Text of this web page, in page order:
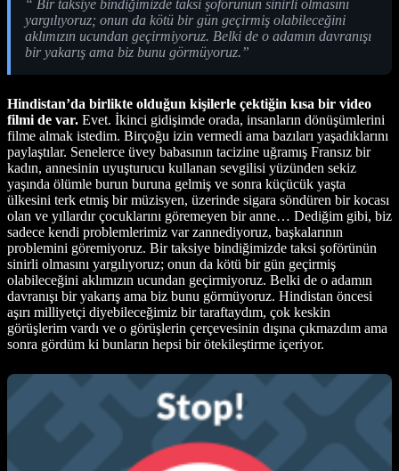
“ Bir taksiye bindiğimizde taksi şoförünün sinirli olmasını
yargılıyoruz; onun da kötü bir gün geçirmiş olabileceğini
aklımızın ucundan geçirmiyoruz. Belki de o adamın davranışı
bir yakarış ama biz bunu görmüyoruz.”
Hindistan’da birlikte olduğun kişilerle çektiğin kısa bir video
filmi de var. Evet. İkinci gidişimde orada, insanların dönüşümlerini
filme almak istedim. Birçoğu izin vermedi ama bazıları yaşadıklarını
paylaştılar. Senelerce üvey babasının tacizine uğramış Fransız bir
kadın, annesinin uyuşturucu kullanan sevgilisi yüzünden sekiz
yaşında ölümle burun buruna gelmiş ve sonra küçücük yaşta
ülkesini terk etmiş bir müzisyen, üzerinde sigara söndüren bir kocası
olan ve yıllardır çocuklarını göremeyen bir anne… Dediğim gibi, biz
sadece kendi problemlerimiz var zannediyoruz, başkalarının
problemini göremiyoruz. Bir taksiye bindiğimizde taksi şoförünün
sinirli olmasını yargılıyoruz; onun da kötü bir gün geçirmiş
olabileceğini aklımızın ucundan geçirmiyoruz. Belki de o adamın
davranışı bir yakarış ama biz bunu görmüyoruz. Hindistan öncesi
aşırı milliyetçi diyebileceğimiz bir taraftaydım, çok keskin
görüşlerim vardı ve o görüşlerin çerçevesinin dışına çıkmazdım ama
sonra gördüm ki bunların hepsi bir ötekileştirme içeriyor.